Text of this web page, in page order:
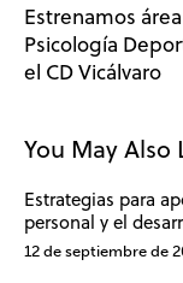
Estrenamos
Psicología
el CD Vicálvaro
You May Also
Estrategias para
personal y el
12 de septiembre de